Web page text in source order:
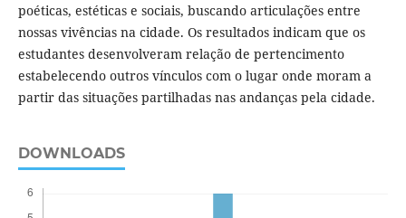
poéticas, estéticas e sociais, buscando articulações entre
nossas vivências na cidade. Os resultados indicam que os
estudantes desenvolveram relação de pertencimento
estabelecendo outros vínculos com o lugar onde moram a
partir das situações partilhadas nas andanças pela cidade.
DOWNLOADS